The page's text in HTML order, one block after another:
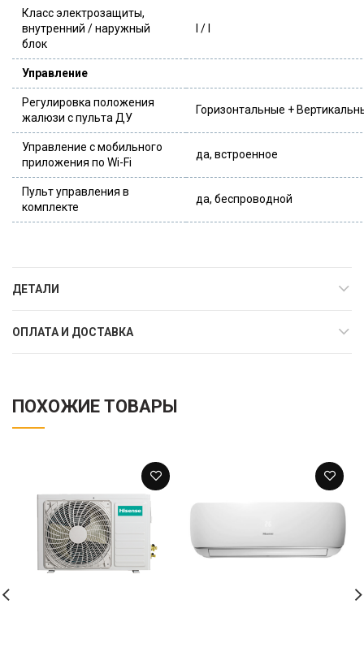
Класс электрозащиты,
внутренний / наружный
блок
I / I
Управление
Регулировка положения
жалюзи с пульта ДУ
Горизонтальные +
Управление c мобильного
приложения по Wi-Fi
да, встроенное
Пульт управления в
комплекте
да, беспроводной
ДЕТАЛИ
ОПЛАТА И ДОСТАВКА
ПОХОЖИЕ ТОВАРЫ